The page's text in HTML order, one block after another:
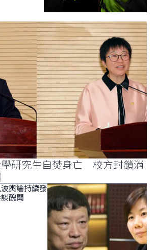
研究生自焚身亡 校方封鎖消
輿論持續發
醜聞